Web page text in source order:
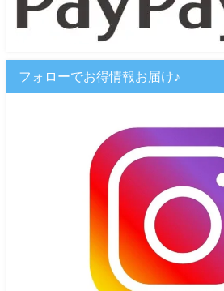
フォローでお得情報お届け♪